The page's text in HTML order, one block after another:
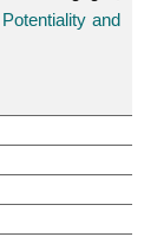
and